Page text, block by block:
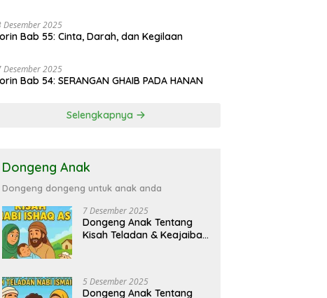
Desember 2025
Bab 55: Cinta, Darah, dan Kegilaan
Desember 2025
Bab 54: SERANGAN GHAIB PADA HANAN
Selengkapnya
Dongeng Anak
Dongeng dongeng untuk anak anda
7 Desember 2025
Dongeng Anak Tentang
Kisah Teladan & Keajaiban
5 Desember 2025
Dongeng Anak Tentang